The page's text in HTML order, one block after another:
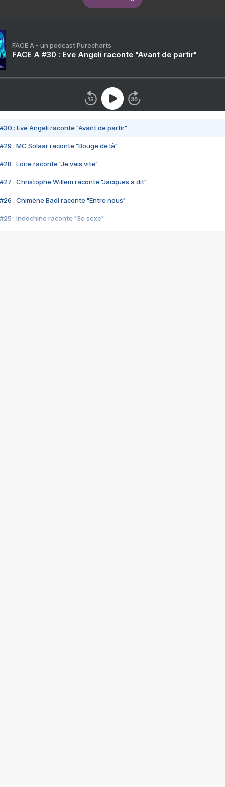
FACE A - un podcast Purecharts
FACE A #30 : Eve Angeli raconte "Avant de partir"
#30 : Eve Angeli raconte "Avant de partir"
#29 : MC Solaar raconte "Bouge de là"
#28 : Lorie raconte "Je vais vite"
#27 : Christophe Willem raconte "Jacques a dit"
#26 : Chimène Badi raconte "Entre nous"
#25 : Indochine raconte "3e sexe"